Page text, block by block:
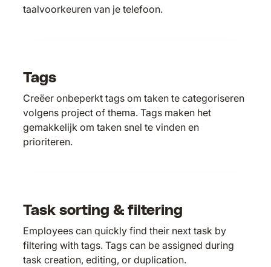
taalvoorkeuren van je telefoon.
Tags
Creëer onbeperkt tags om taken te categoriseren
volgens project of thema. Tags maken het
gemakkelijk om taken snel te vinden en
prioriteren.
Task sorting & filtering
Employees can quickly find their next task by
filtering with tags. Tags can be assigned during
task creation, editing, or duplication.